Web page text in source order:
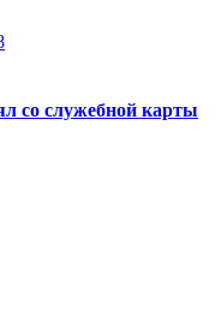
со служебной карты